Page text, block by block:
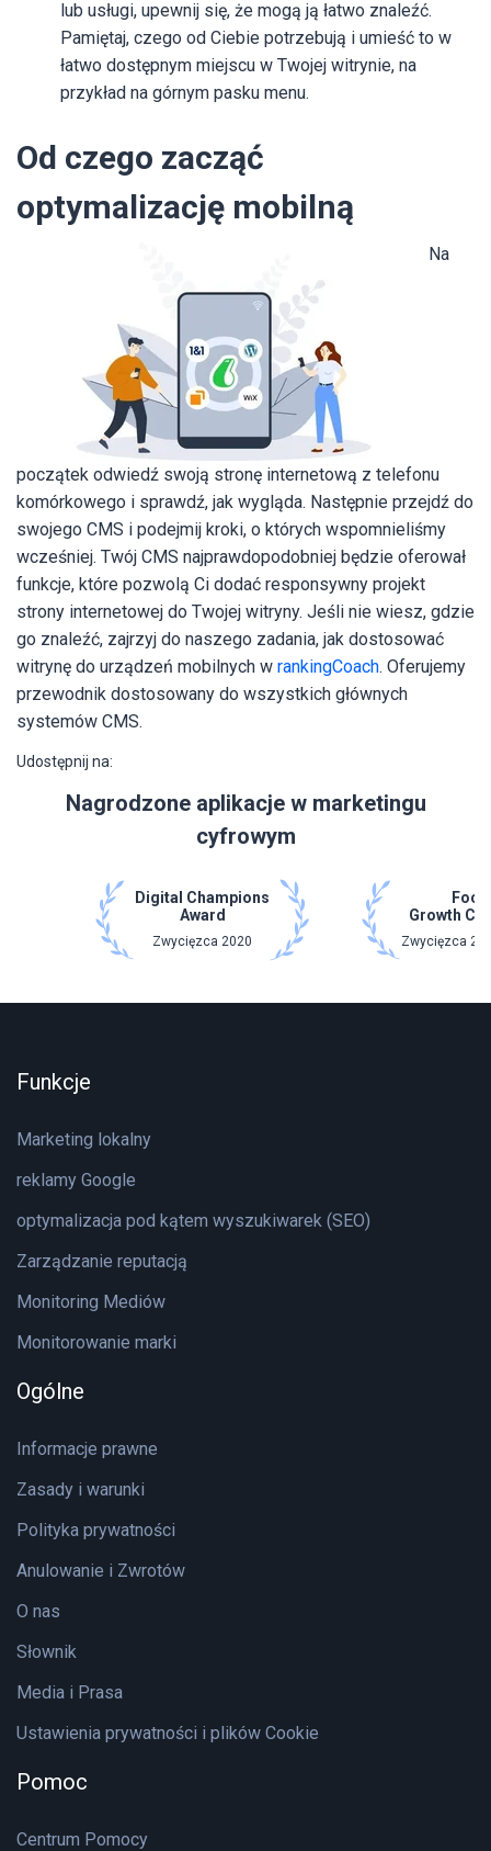
lub usługi, upewnij się, że mogą ją łatwo znaleźć.
Pamiętaj, czego od Ciebie potrzebują i umieść to w
łatwo dostępnym miejscu w Twojej witrynie, na
przykład na górnym pasku menu.
Od czego zacząć
optymalizację mobilną
Na
początek odwiedź swoją stronę internetową z telefonu
komórkowego i sprawdź, jak wygląda. Następnie przejdź do
swojego CMS i podejmij kroki, o których wspomnieliśmy
wcześniej. Twój CMS najprawdopodobniej będzie oferował
funkcje, które pozwolą Ci dodać responsywny projekt
strony internetowej do Twojej witryny. Jeśli nie wiesz, gdzie
go znaleźć, zajrzyj do naszego zadania, jak dostosować
witrynę do urządzeń mobilnych w rankingCoach. Oferujemy
przewodnik dostosowany do wszystkich głównych
systemów CMS.
Udostępnij na:
Nagrodzone aplikacje w marketingu
cyfrowym
Digital Champions
Award
Zwycięzca 2020
Growth
Zwycięzca
Funkcje
Marketing lokalny
reklamy Google
optymalizacja pod kątem wyszukiwarek (SEO)
Zarządzanie reputacją
Monitoring Mediów
Monitorowanie marki
Ogólne
Informacje prawne
Zasady i warunki
Polityka prywatności
Anulowanie i Zwrotów
O nas
Słownik
Media i Prasa
Ustawienia prywatności i plików Cookie
Pomoc
Centrum Pomocy